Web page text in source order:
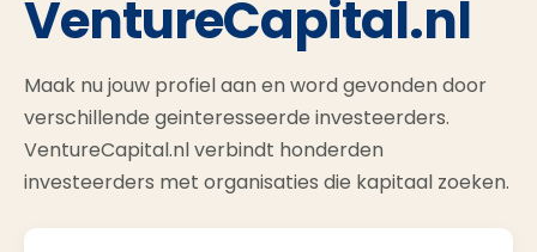
VentureCapital.nl
Maak nu jouw profiel aan en word gevonden door
verschillende geinteresseerde investeerders.
VentureCapital.nl verbindt honderden
investeerders met organisaties die kapitaal zoeken.